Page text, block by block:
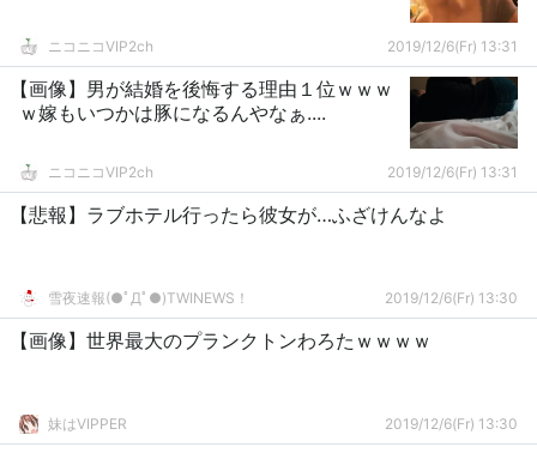
ニコニコVIP2ch 2019/12/6(Fr) 13:31
【画像】男が結婚を後悔する理由１位ｗｗｗ
ｗ嫁もいつかは豚になるんやなぁ....
ニコニコVIP2ch 2019/12/6(Fr) 13:31
【悲報】ラブホテル行ったら彼女が…ふざけんなよ
雪夜速報(●ﾟДﾟ●)TWINEWS！ 2019/12/6(Fr) 13:30
【画像】世界最大のプランクトンわろたｗｗｗｗ
妹はVIPPER 2019/12/6(Fr) 13:30